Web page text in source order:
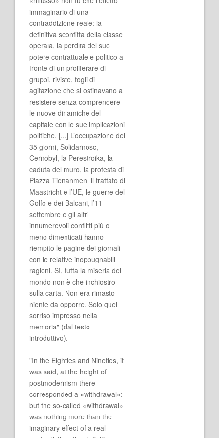
immaginario di una
contraddizione reale: la
definitiva sconfitta della classe
operaia, la perdita del suo
potere contrattuale e politico a
fronte di un proliferare di
gruppi, riviste, fogli di
agitazione che si ostinavano a
resistere senza comprendere
le nuove dinamiche del
capitale con le sue implicazioni
politiche. [...] L’occupazione dei
35 giorni, Solidarnosc,
Cernobyl, la Perestroika, la
caduta del muro, la protesta di
Piazza Tienanmen, il trattato di
Maastricht e l’UE, le guerre del
Golfo e dei Balcani, l’11
settembre e gli altri
innumerevoli conflitti più o
meno dimenticati hanno
riempito le pagine dei giornali
con le relative inoppugnabili
ragioni. Sì, tutta la miseria del
mondo non è che inchiostro
sulla carta. Non era rimasto
niente da opporre. Solo quel
sorriso impresso nella
memoria" (dal testo
introduttivo).
"In the Eighties and Nineties, it
was said, at the height of
postmodernism there
corresponded a «withdrawal»:
but the so-called «withdrawal»
was nothing more than the
imaginary effect of a real